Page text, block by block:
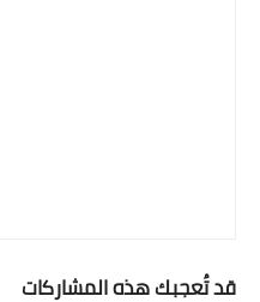
قد تُعجبك هذه المشاركات